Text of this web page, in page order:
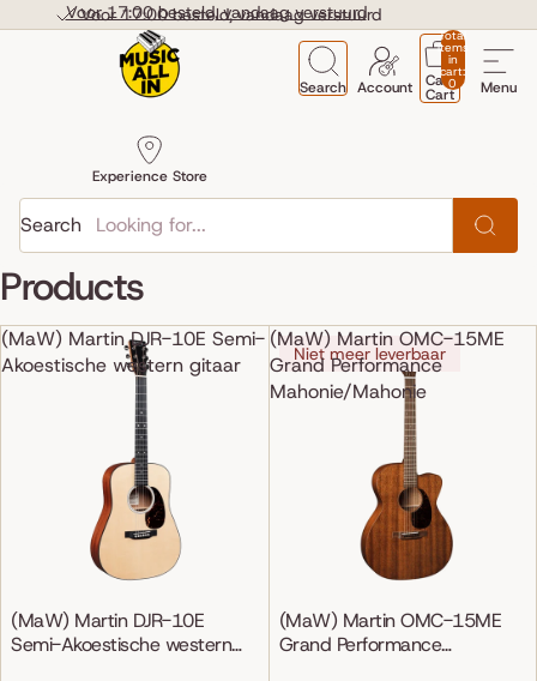
Voor 17:00 besteld, vandaag verstuurd
Voor 17:00 besteld, vandaag verstuurd
Menu
Search
Experience Store
Account
Total
items
in
cart:
0
Cart
Cart
Search
Products
(MaW) Martin DJR-10E Semi-
Akoestische western gitaar
(MaW) Martin DJR-10E
Semi-Akoestische western
(MaW) Martin OMC-15ME
Grand Performance
Mahonie/Mahonie
Niet meer leverbaar
(MaW) Martin OMC-15ME
Grand Performance